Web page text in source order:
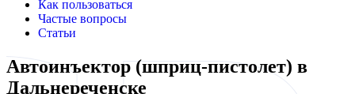
Как пользоваться
Частые вопросы
Статьи
Автоинъектор (шприц-пистолет) в
Дальнереченске